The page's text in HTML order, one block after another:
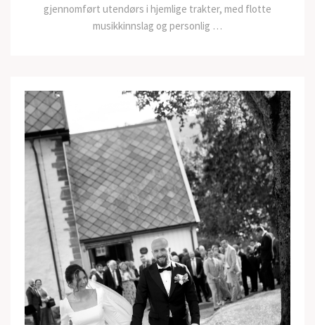
gjennomført utendørs i hjemlige trakter, med flotte
musikkinnslag og personlig …